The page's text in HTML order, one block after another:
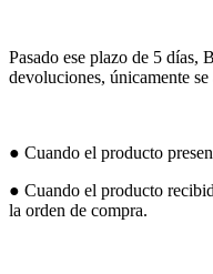
Pasado ese plazo de 5 días,
devoluciones, únicamente
● Cuando el producto
● Cuando el producto
la orden de compra.